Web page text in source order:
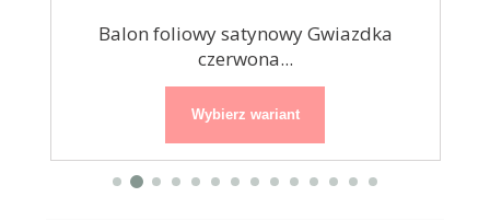
Balon foliowy satynowy Gwiazdka
czerwona...
Wybierz wariant